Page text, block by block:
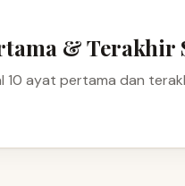
& Terakhir
10 ayat pertama dan